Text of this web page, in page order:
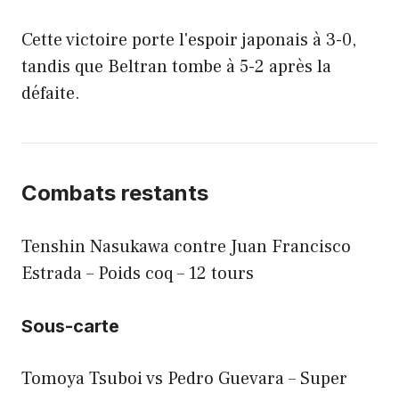
Cette victoire porte l'espoir japonais à 3-0,
tandis que Beltran tombe à 5-2 après la
défaite.
Combats restants
Tenshin Nasukawa contre Juan Francisco
Estrada – Poids coq – 12 tours
Sous-carte
Tomoya Tsuboi vs Pedro Guevara – Super